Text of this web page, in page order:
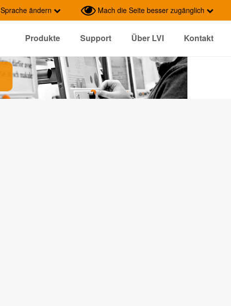
Sprache ändern Mach die Seite besser zugänglich
Produkte Support Über LVI
Kontakt